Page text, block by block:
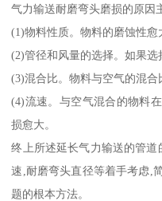
气力输送耐磨弯头磨损的原因
(1)物料性质。物料的磨蚀性愈
(2)管径和风量的选择。如果选
(3)混合比。物料与空气的混合
(4)流速。与空气混合的物料
损愈大。
终上所述延长气力输送的管
速,耐磨弯头直径等着手考虑,
题的根本方法。